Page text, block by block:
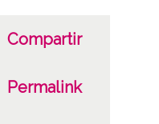
Compartir
Permalink